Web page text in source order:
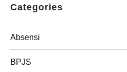
Categories
Absensi
BPJS